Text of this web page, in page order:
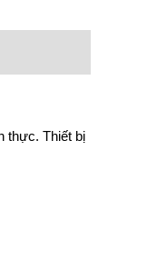
thực. Thiết bị